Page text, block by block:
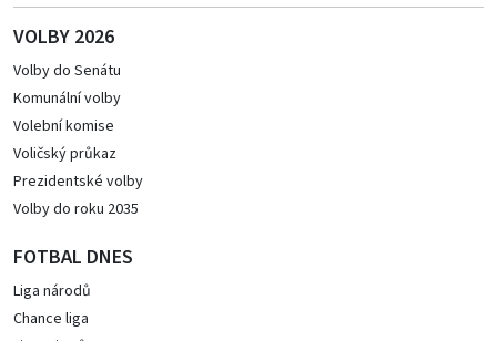
VOLBY 2026
Volby do Senátu
Komunální volby
Volební komise
Voličský průkaz
Prezidentské volby
Volby do roku 2035
FOTBAL DNES
Liga národů
Chance liga